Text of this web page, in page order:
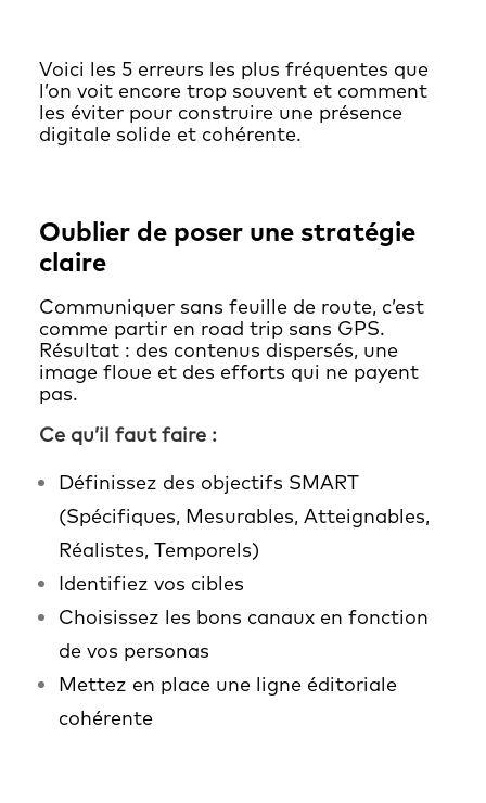
Voici les 5 erreurs les plus fréquentes que
l’on voit encore trop souvent et comment
les éviter pour construire une présence
digitale solide et cohérente.
Oublier de poser une stratégie
claire
Communiquer sans feuille de route, c’est
comme partir en road trip sans GPS.
Résultat : des contenus dispersés, une
image floue et des efforts qui ne payent
pas.
Ce qu’il faut faire :
Définissez des objectifs SMART
(Spécifiques, Mesurables, Atteignables,
Réalistes, Temporels)
Identifiez vos cibles
Choisissez les bons canaux en fonction
de vos personas
Mettez en place une ligne éditoriale
cohérente